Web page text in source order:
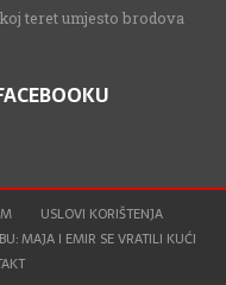
teret umjesto brodova
USLOVI KORIŠTENJA
MAJA I EMIR SE VRATILI KUĆI